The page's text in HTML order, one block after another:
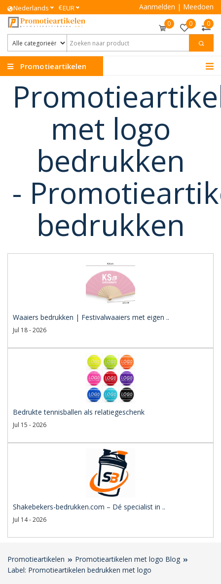
Nederlands €EUR Aanmelden | Meedoen
0 0 0
Promotieartikelen
met logo
bedrukken
-
bedrukken
Waaiers bedrukken | Festivalwaaiers met eigen ..
Jul 18 - 2026
Bedrukte tennisballen als relatiegeschenk
Jul 15 - 2026
Shakebekers-bedrukken.com – Dé specialist in ..
Jul 14 - 2026
Promotieartikelen
Promotieartikelen met logo Blog
Label: Promotieartikelen bedrukken met logo